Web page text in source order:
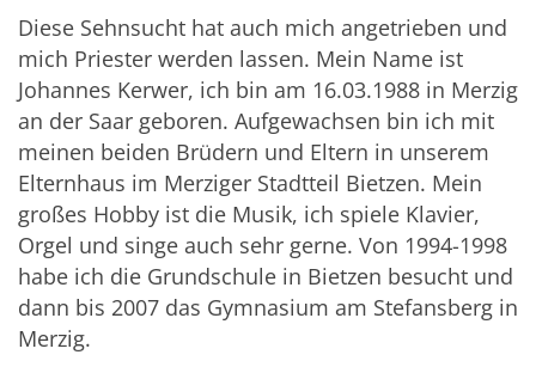
Diese Sehnsucht hat auch mich angetrieben und
mich Priester werden lassen. Mein Name ist
Johannes Kerwer, ich bin am 16.03.1988 in Merzig
an der Saar geboren. Aufgewachsen bin ich mit
meinen beiden Brüdern und Eltern in unserem
Elternhaus im Merziger Stadtteil Bietzen. Mein
großes Hobby ist die Musik, ich spiele Klavier,
Orgel und singe auch sehr gerne. Von 1994-1998
habe ich die Grundschule in Bietzen besucht und
dann bis 2007 das Gymnasium am Stefansberg in
Merzig.